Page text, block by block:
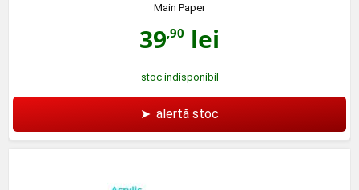
Main Paper
39,90 lei
stoc indisponibil
➤ alertă stoc